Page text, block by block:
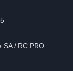
SA / RC PRO :